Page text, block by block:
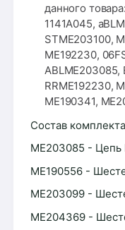
данного
1141A045,
STME203100,
ME192230,
ABLME203085,
RRME192230,
ME190341,
Состав комплекта
ME203085 -
ME190556 -
ME203099 -
ME204369 -